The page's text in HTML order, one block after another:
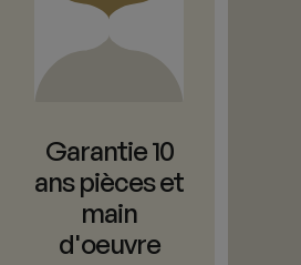
Garantie 10
ans pièces et
main
d'oeuvre